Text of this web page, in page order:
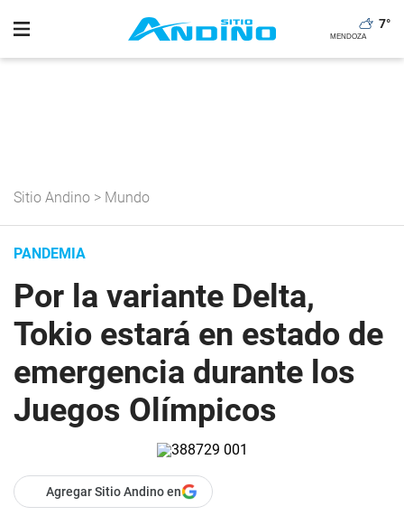
7°
Sitio Andino > Mundo
PANDEMIA
Por la variante Delta,
Tokio estará en estado de
emergencia durante los
Juegos Olímpicos
Agregar Sitio Andino en